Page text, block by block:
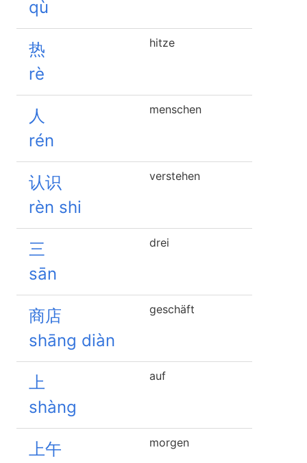
qù
热
rè
hitze
人
rén
menschen
认识
rèn shi
verstehen
三
sān
drei
商店
shāng diàn
geschäft
上
shàng
auf
上午
morgen